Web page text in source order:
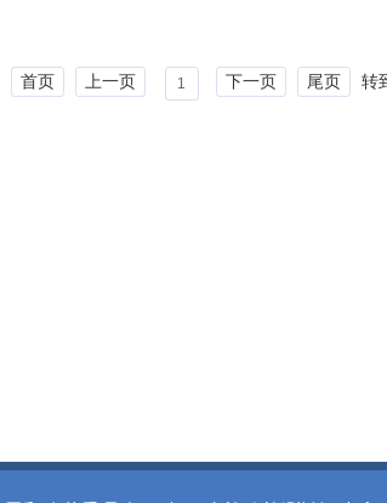
首页 上一页 1 下一页 尾页 转